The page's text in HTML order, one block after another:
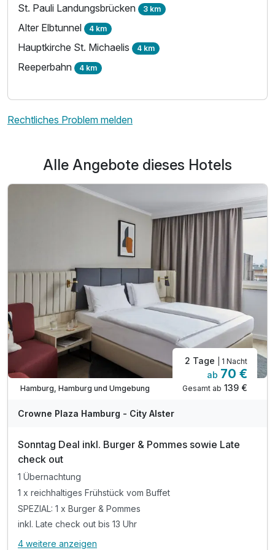
Ausstattung
Für 3 Tage p.P. ab238,00 €
St. Pauli Landungsbrücken 3 km
Alter Elbtunnel 4 km
Hauptkirche St. Michaelis 4 km
Reeperbahn 4 km
Rechtliches Problem melden
Alle Angebote dieses Hotels
WAR
202
Hamburg, Hamburg und Umgebung
2 Tage | 1 Nacht
ab 70 €
Gesamt ab 139 €
Crowne Plaza Hamburg - City Alster
Sonntag Deal inkl. Burger & Pommes sowie Late
check out
1 Übernachtung
1 x reichhaltiges Frühstück vom Buffet
SPEZIAL: 1 x Burger & Pommes
inkl. Late check out bis 13 Uhr
4 weitere anzeigen